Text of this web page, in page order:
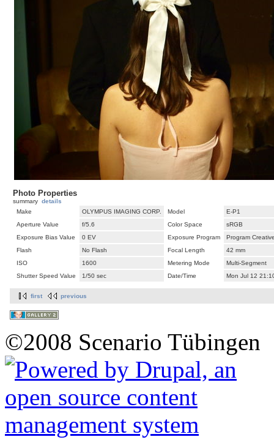
Photo Properties
summary details
Make
OLYMPUS IMAGING CORP. Model
E-P1
Aperture Value
f/5.6 Color Space
sRGB
Exposure Bias Value
0 EV Exposure Program
Program
Flash
No Flash Focal Length
42 mm
ISO
1600 Metering Mode
Multi-Segment
Shutter Speed Value
1/50 sec Date/Time Mon Jul 12
first previous
©2008 Scenario Tübingen